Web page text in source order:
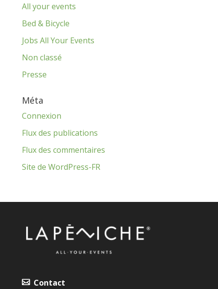
All your events
Bed & Bicycle
Jobs All Your Events
Non classé
Presse
Méta
Connexion
Flux des publications
Flux des commentaires
Site de WordPress-FR
Contact